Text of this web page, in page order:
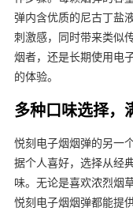
弹内含优质的尼古丁盐
刺激感，同时带来类似
烟者，还是长期使用电
的体验。
多种口味选择，
悦刻电子烟烟弹的另一
据个人喜好，选择从经
味。无论是喜欢浓烈烟
悦刻电子烟烟弹都能提